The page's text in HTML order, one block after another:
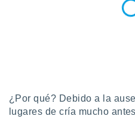
sitio
En
¿Por qué? Debido a la
lugares de cría mucho